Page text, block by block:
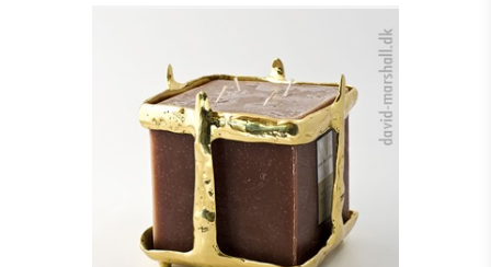
LYSESTAGE TIL
BLOKLYS - SQUARE
Se detajler